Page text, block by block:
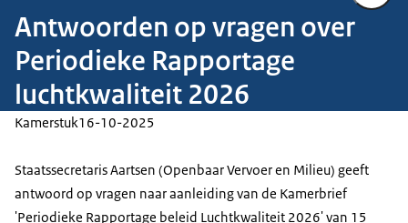
Antwoorden op vragen over
Periodieke Rapportage
luchtkwaliteit 2026
Kamerstuk16-10-2025
Staatssecretaris Aartsen (Openbaar Vervoer en Milieu) geeft
antwoord op vragen naar aanleiding van de Kamerbrief
'Periodieke Rapportage beleid Luchtkwaliteit 2026' van 15